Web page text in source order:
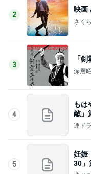
2
映画
さく
3
「
深層
4
もは
敵」
連ド
5
妊娠
30」